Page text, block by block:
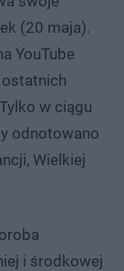
(20 maja).
YouTube
ostatnich
w ciągu
odnotowano
Wielkiej
i środkowej